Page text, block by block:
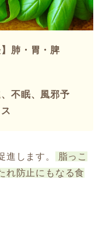
肺・胃・脾
不眠、風邪予
します。
脂っこ
れ防止にもなる食